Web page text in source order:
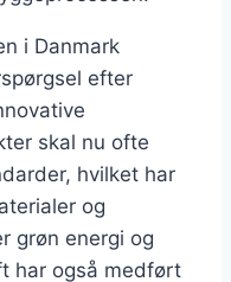
i Danmark
efter
skal nu ofte
hvilket har
og
grøn energi og
har også medført